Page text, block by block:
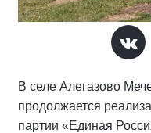
В селе Алегазово
продолжается
партии «Единая